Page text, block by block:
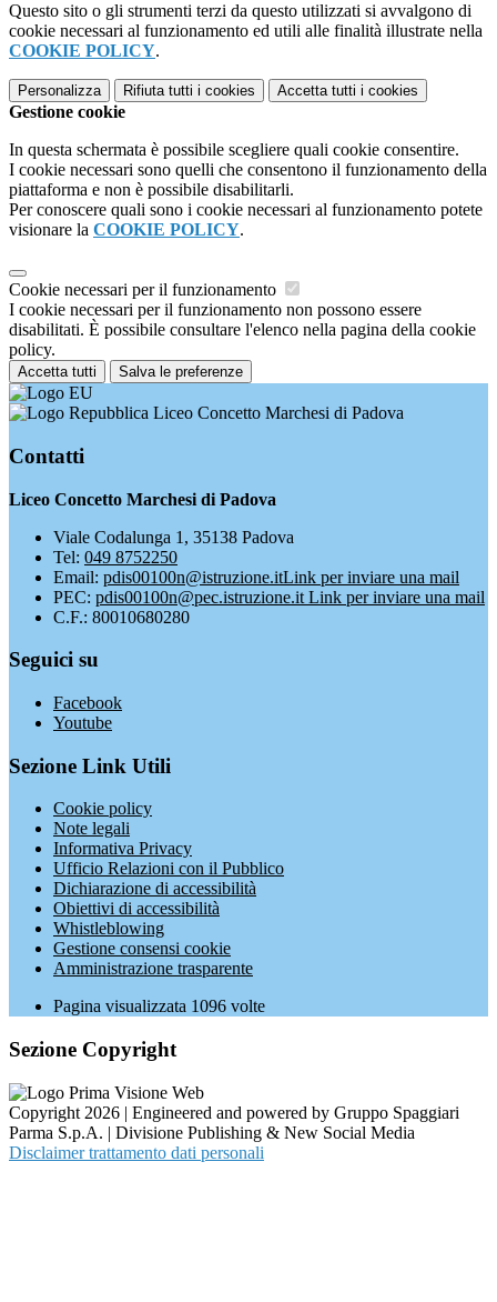
Questo sito o gli strumenti terzi da questo utilizzati si avvalgono di
cookie necessari al funzionamento ed utili alle finalità illustrate nella
COOKIE POLICY.
Personalizza Rifiuta tutti i cookies Accetta tutti i cookies
Gestione cookie
In questa schermata è possibile scegliere quali cookie consentire.
I cookie necessari sono quelli che consentono il funzionamento della
piattaforma e non è possibile disabilitarli.
Per conoscere quali sono i cookie necessari al funzionamento potete
visionare la COOKIE POLICY.
Cookie necessari per il funzionamento
I cookie necessari per il funzionamento non possono essere
disabilitati. È possibile consultare l'elenco nella pagina della cookie
policy.
Accetta tutti Salva le preferenze
Liceo Concetto Marchesi di Padova
Contatti
Liceo Concetto Marchesi di Padova
Viale Codalunga 1, 35138 Padova
Tel: 049 8752250
Email: pdis00100n@istruzione.itLink per inviare una mail
PEC: pdis00100n@pec.istruzione.it Link per inviare una mail
C.F.: 80010680280
Seguici su
Facebook
Youtube
Sezione Link Utili
Cookie policy
Note legali
Informativa Privacy
Ufficio Relazioni con il Pubblico
Dichiarazione di accessibilità
Obiettivi di accessibilità
Whistleblowing
Gestione consensi cookie
Amministrazione trasparente
Pagina visualizzata 1096 volte
Sezione Copyright
Copyright 2026 | Engineered and powered by Gruppo Spaggiari
Parma S.p.A. | Divisione Publishing & New Social Media
Disclaimer trattamento dati personali